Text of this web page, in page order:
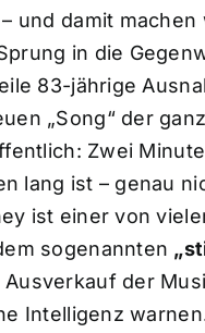
und damit machen
in die
83-jährige
„Song“ der
Zwei
lang ist – genau
ist einer von
sogenannten
der
Intelligenz